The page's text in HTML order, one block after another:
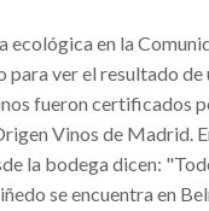
en la
ver el resultado de
fueron certificados
Vinos de Madrid.
la bodega dicen:
se encuentra en